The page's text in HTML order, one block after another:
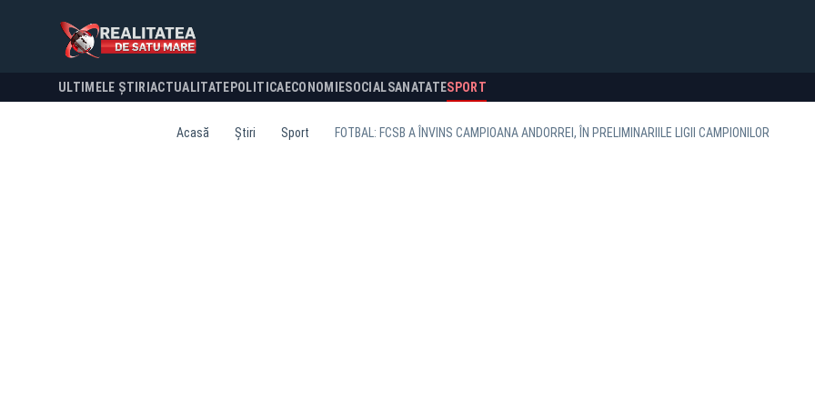
ULTIMELE ȘTIRI ACTUALITATE POLITICA ECONOMIESOCIALSANATATESPORT
Acasă Știri Sport FOTBAL: FCSB A ÎNVINS CAMPIOANA ANDORREI, ÎN PRELIMINARIILE LIGII CAMPIONILOR